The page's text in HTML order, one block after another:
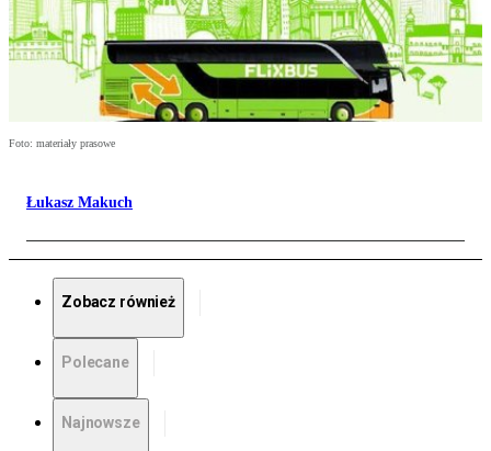
Foto: materiały prasowe
Łukasz Makuch
Zobacz również
Polecane
Najnowsze